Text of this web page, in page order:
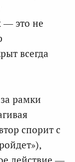
— это не
всегда
рамки
спорит с